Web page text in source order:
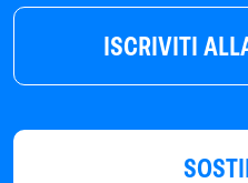
ISCRIVITI